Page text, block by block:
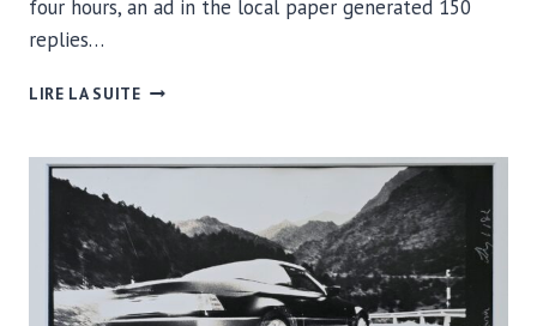
four hours, an ad in the local paper generated 150
replies…
LIRE LA SUITEPUBLICITÉ
LES
DE
SPORT
NIKE